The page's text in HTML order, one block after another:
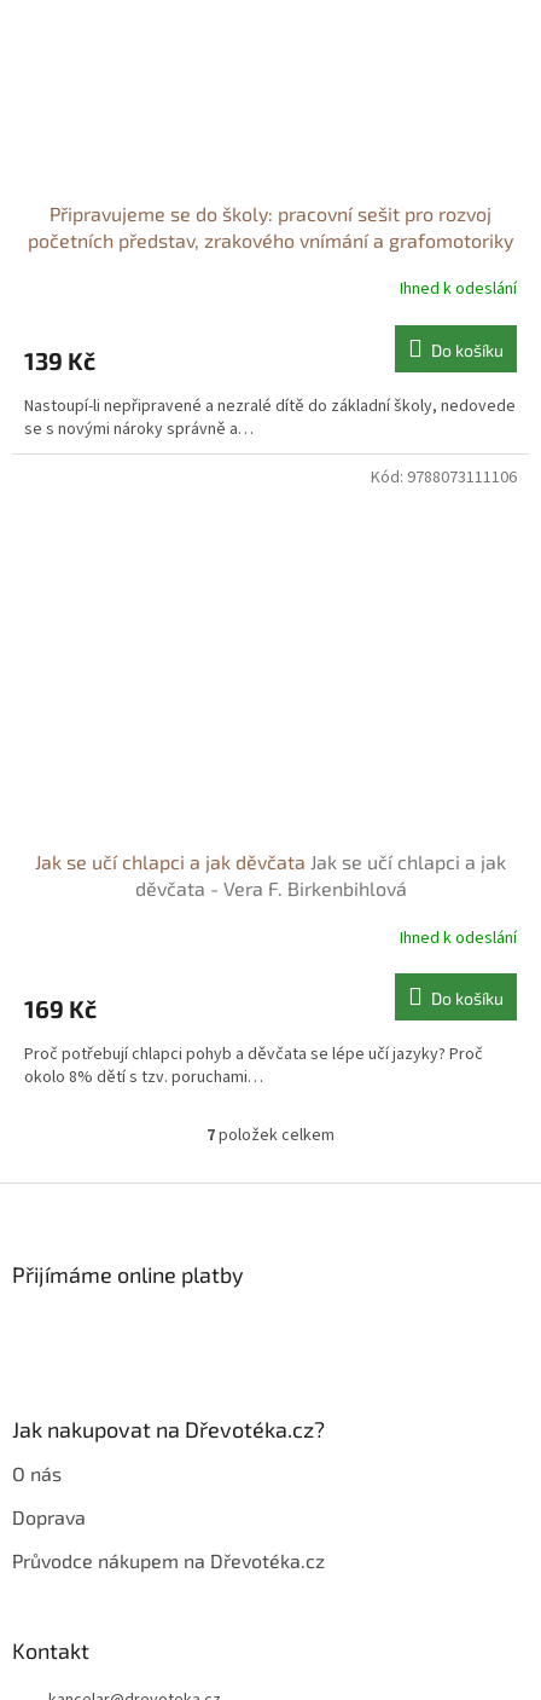
Připravujeme se do školy: pracovní sešit pro rozvoj
početních představ, zrakového vnímání a grafomotoriky
početních představ, zrakového vnímání a grafomotoriky
Ihned k odeslání
139 Kč Do košíku
Nastoupí-li nepřipravené a nezralé dítě do základní školy, nedovede
se s novými nároky správně a…
Jak se učí chlapci a jak děvčata Jak se učí chlapci a jak
děvčata - Vera F. Birkenbihlová
Ihned k odeslání
169 Kč Do košíku
Proč potřebují chlapci pohyb a děvčata se lépe učí jazyky? Proč
okolo 8% dětí s tzv. poruchami…
Kód: 9788073111106
O
l
y
v
u
7položek celkem
Přijímáme online platby
Jak nakupovat na Dřevotéka.cz?
O nás
Doprava
Průvodce nákupem na Dřevotéka.cz
Kontakt